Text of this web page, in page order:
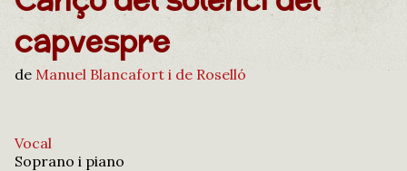
capvespre
de Manuel Blancafort i de Roselló
Vocal
Soprano i piano